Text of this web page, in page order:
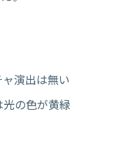
演出は無い
の色が黄緑